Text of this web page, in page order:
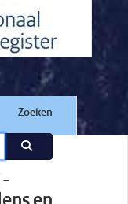
Zoeken